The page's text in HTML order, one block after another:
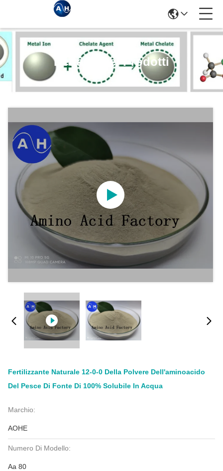
Dettagli Dei Prodotti
Fertilizzante Naturale 12-0-0 Della Polvere Dell'aminoacido
Del Pesce Di Fonte Di 100% Solubile In Acqua
Marchio:
AOHE
Numero Di Modello:
Aa 80